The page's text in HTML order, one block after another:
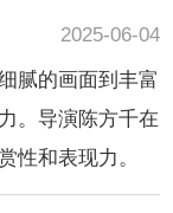
2025-06-04
腻的画面到丰富
。导演陈方千在
性和表现力。